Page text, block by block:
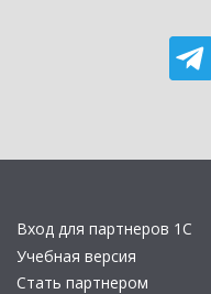
Вход для партнеров 1С
Учебная версия
Стать партнером